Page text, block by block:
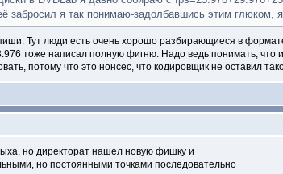
забросил я так понимаю-задолбавшись этим глюком,
Тут люди есть очень хорошо разбирающиеся в
тоже написал полную фигню. Надо ведь понимать,
потому что это нонсес, что кодировщик не оставил
но директорат нашел новую фишку и
но постоянными точками последовательно